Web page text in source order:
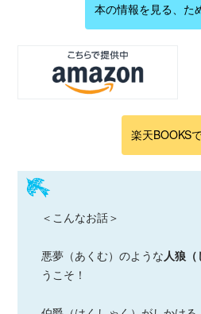
本の情報を見る、た
楽天BOOKS
＜こんなお話＞
悪夢（あくむ）のような人狼
うこそ！